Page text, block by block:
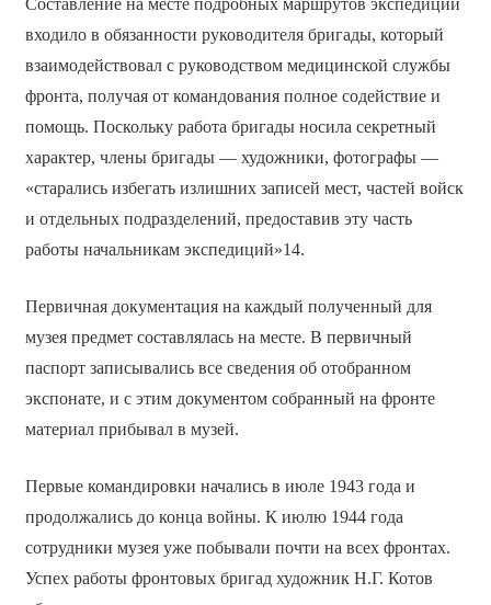
входило в обязанности руководителя бригады, который
взаимодействовал с руководством медицинской службы
фронта, получая от командования полное содействие и
помощь. Поскольку работа бригады носила секретный
характер, члены бригады — художники, фотографы —
«старались избегать излишних записей мест, частей войск
и отдельных подразделений, предоставив эту часть
работы начальникам экспедиций»14.
Первичная документация на каждый полученный для
музея предмет составлялась на месте. В первичный
паспорт записывались все сведения об отобранном
экспонате, и с этим документом собранный на фронте
материал прибывал в музей.
Первые командировки начались в июле 1943 года и
продолжались до конца войны. К июлю 1944 года
сотрудники музея уже побывали почти на всех фронтах.
Успех работы фронтовых бригад художник Н.Г. Котов